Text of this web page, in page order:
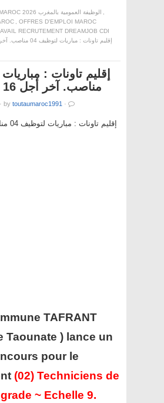
ALWADIFA MAROC 2026 الوظيفة العمومية بالمغرب
,
, OFFRES D'EMPLOI MAROC
RECRUTEMENT DREAMJOB CDI
مناصب. آخر أجل 16 دجنبر 2024
· by toutaumaroc1991 ·
TAFRANT
Taounate ) lance un
pour le
(02) Techniciens de
~ Echelle 9.